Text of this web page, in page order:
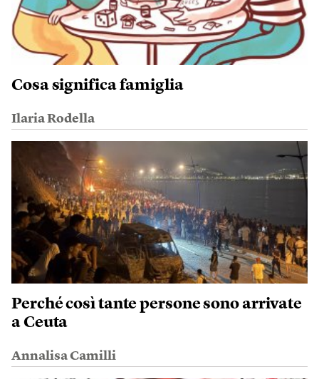
Cosa significa famiglia
Ilaria Rodella
Perché così tante persone sono arrivate
a Ceuta
Annalisa Camilli